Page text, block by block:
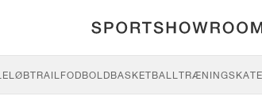
LØBTRAILFODBOLDBASKETBALLTRÆNING